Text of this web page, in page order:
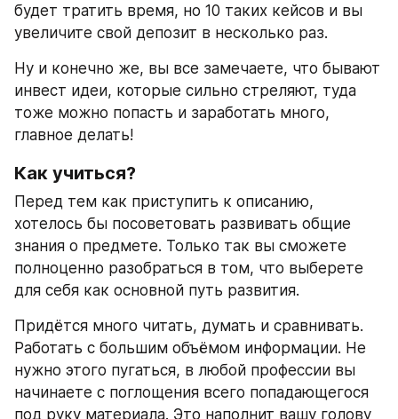
будет тратить время, но 10 таких кейсов и вы
увеличите свой депозит в несколько раз.
Ну и конечно же, вы все замечаете, что бывают
инвест идеи, которые сильно стреляют, туда
тоже можно попасть и заработать много,
главное делать!
Как учиться?
Перед тем как приступить к описанию,
хотелось бы посоветовать развивать общие
знания о предмете. Только так вы сможете
полноценно разобраться в том, что выберете
для себя как основной путь развития.
Придётся много читать, думать и сравнивать.
Работать с большим объёмом информации. Не
нужно этого пугаться, в любой профессии вы
начинаете с поглощения всего попадающегося
под руку материала. Это наполнит вашу голову